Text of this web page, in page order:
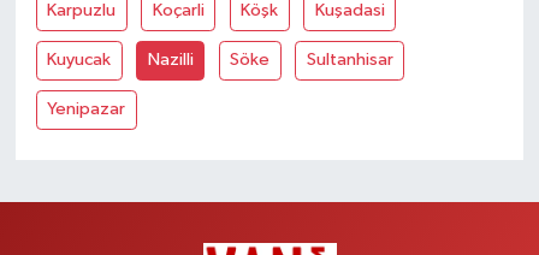
Karpuzlu Koçarli Köşk Kuşadasi
Kuyucak Nazilli Söke Sultanhisar
Yenipazar